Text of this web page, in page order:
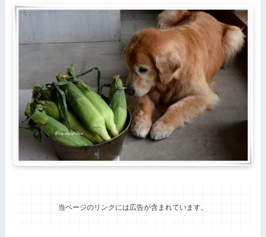
当ページのリンクには広告が含まれています。